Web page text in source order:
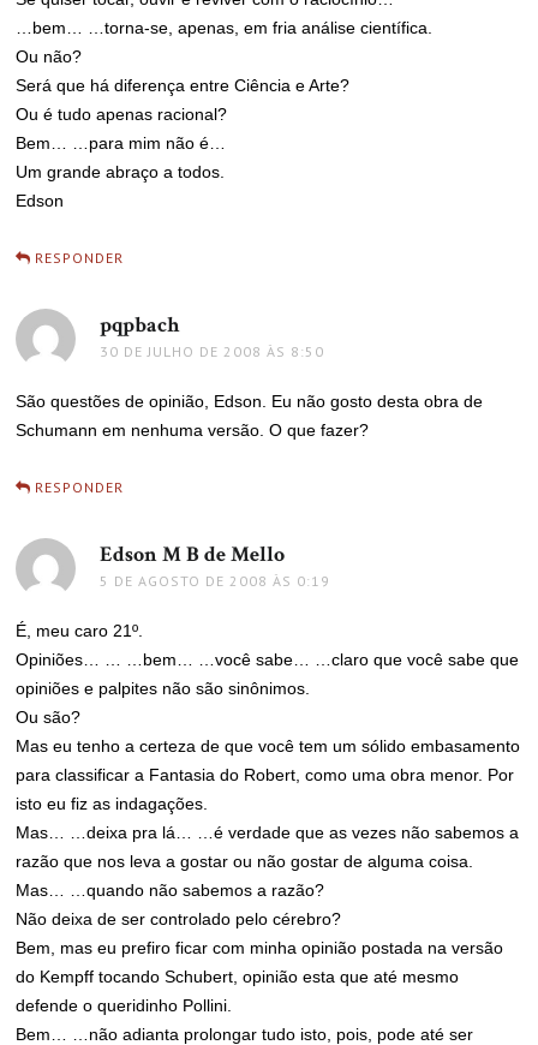
…bem… …torna-se, apenas, em fria análise científica.
Ou não?
Será que há diferença entre Ciência e Arte?
Ou é tudo apenas racional?
Bem… …para mim não é…
Um grande abraço a todos.
Edson
RESPONDER
pqpbachdisse:
30 DE JULHO DE 2008 ÀS 8:50
São questões de opinião, Edson. Eu não gosto desta obra de
Schumann em nenhuma versão. O que fazer?
RESPONDER
Edson M B de Mello
5 DE AGOSTO DE 2008 ÀS 0:19
É, meu caro 21º.
Opiniões… … …bem… …você sabe… …claro que você sabe que
opiniões e palpites não são sinônimos.
Ou são?
Mas eu tenho a certeza de que você tem um sólido embasamento
para classificar a Fantasia do Robert, como uma obra menor. Por
isto eu fiz as indagações.
Mas… …deixa pra lá… …é verdade que as vezes não sabemos a
razão que nos leva a gostar ou não gostar de alguma coisa.
Mas… …quando não sabemos a razão?
Não deixa de ser controlado pelo cérebro?
Bem, mas eu prefiro ficar com minha opinião postada na versão
do Kempff tocando Schubert, opinião esta que até mesmo
defende o queridinho Pollini.
Bem… …não adianta prolongar tudo isto, pois, pode até ser